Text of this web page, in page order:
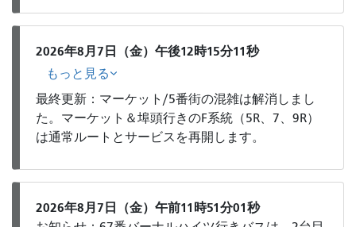
2026年8月7日（金）午後12時15分11秒
もっと見る
最終更新：マーケット/5番街の混雑は解消しまし
た。マーケット＆埠頭行きのF系統（5R、7、9R）
は通常ルートとサービスを再開します。
2026年8月7日（金）午前11時51分01秒